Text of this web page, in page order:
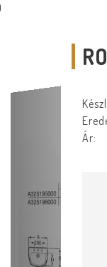
Ár: